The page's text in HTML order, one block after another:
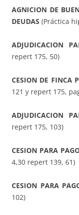
AGNICION DE
DEUDAS (Práctica
ADJUDICACION
repert 175, 50)
CESION DE FINCA
121 y repert 175,
ADJUDICACION
repert 175, 103)
CESION PARA
4,30 repert 139, 61)
CESION PARA
102)